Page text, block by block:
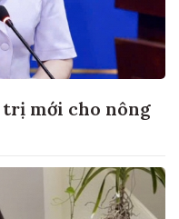
trị mới cho nông